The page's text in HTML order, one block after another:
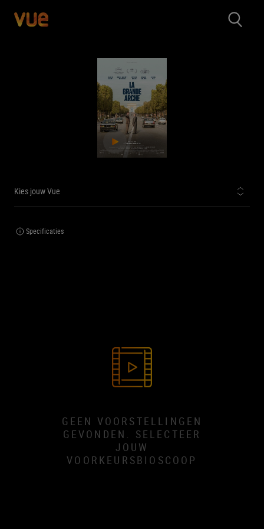
Kies jouw Vue
Specificaties
GEEN VOORSTELLINGEN
GEVONDEN. SELECTEER
JOUW
VOORKEURSBIOSCOOP